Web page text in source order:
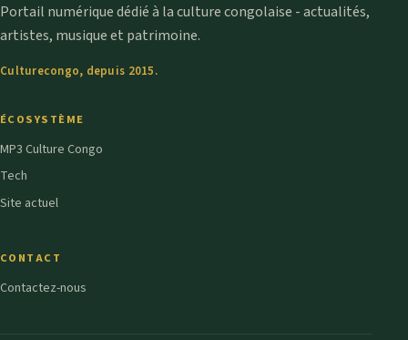
Portail numérique dédié à la culture congolaise - actualités,
artistes, musique et patrimoine.
Culturecongo, depuis 2015.
ÉCOSYSTÈME
MP3 Culture Congo
Tech
Site actuel
CONTACT
Contactez-nous